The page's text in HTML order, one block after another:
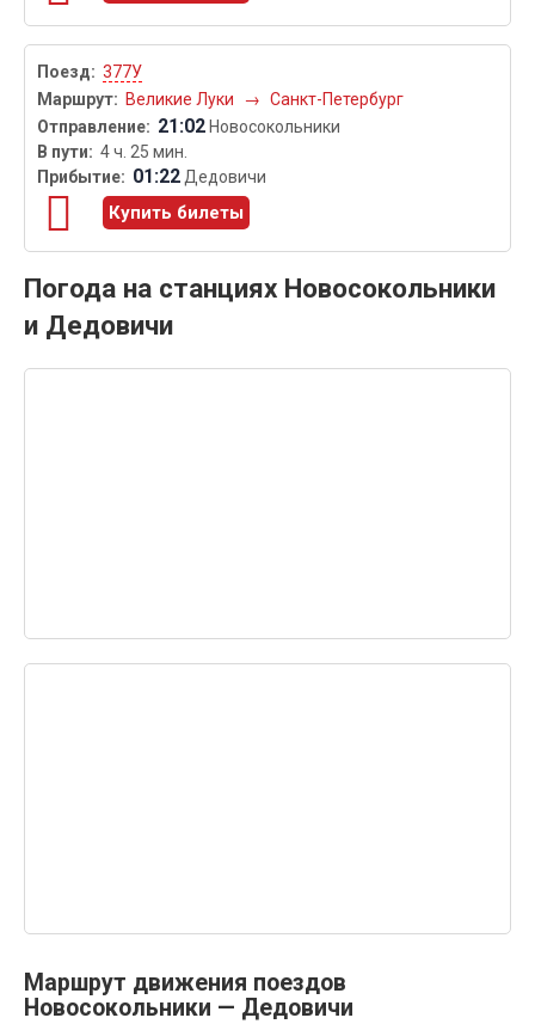
377У
Великие Луки
→ Санкт-Петербург
21:02 Новосокольники
4 ч. 25 мин.
01:22Дедовичи
Купить билеты
Погода на станциях Новосокольники
и Дедовичи
Маршрут движения поездов
Новосокольники — Дедовичи